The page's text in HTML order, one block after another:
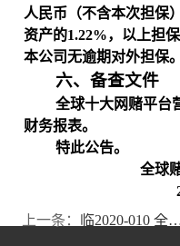
人民币（不含本次担保
资产的1.22%，以上担
本公司无逾期对外担保。
六、备查文件
全球十大网赌平台
财务报表。
特此公告。
全球
上一条：
临2020-010 全球赌博十大网址关于为控股子公司---铜陵市峰华电子有限公司提供担保的公告